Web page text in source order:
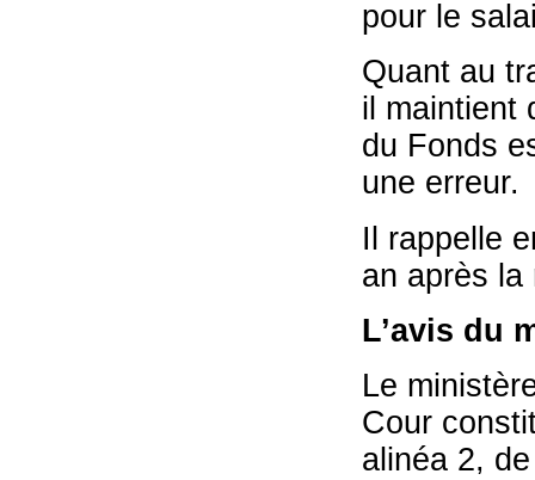
pour le
Quant au
il maintient
du Fonds
une erreur.
Il rappelle
an après la
L’avis du
Le
Cour
alinéa 2,